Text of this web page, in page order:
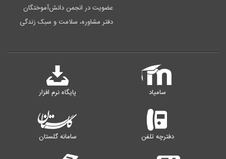
عضویت در انجمن دانش‌آموختگان
دفتر مشاوره، سلامت و سبک زندگی
سامیاد پایگاه نرم افزار
دفترچه تلفن سامانه گلستان